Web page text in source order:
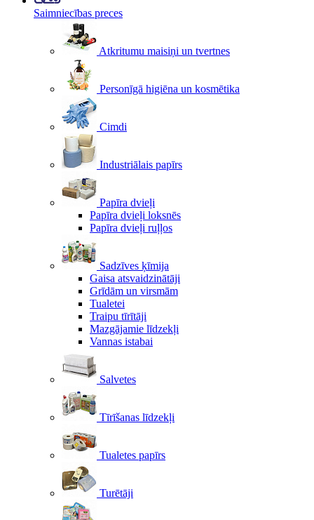
Saimniecības preces
Atkritumu maisiņi un tvertnes
Personīgā higiēna un kosmētika
Cimdi
Industriālais papīrs
Papīra dvieļi
Papīra dvieļi loksnēs
Papīra dvieļi ruļļos
Sadzīves ķīmija
Gaisa atsvaidzinātāji
Grīdām un virsmām
Tualetei
Traipu tīrītāji
Mazgājamie līdzekļi
Vannas istabai
Salvetes
Tīrīšanas līdzekļi
Tualetes papīrs
Turētāji